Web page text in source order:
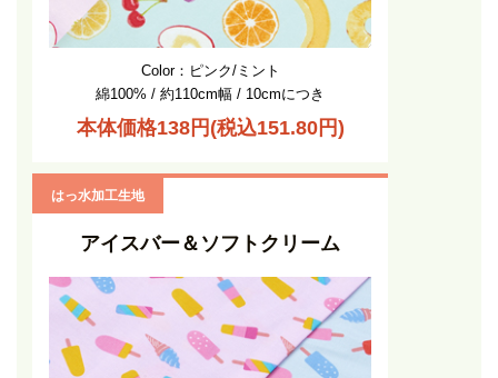
Color：ピンク/ミント
綿100% / 約110cm幅 / 10cmにつき
本体価格138円(税込151.80円)
はっ水加工生地
アイスバー＆ソフトクリーム